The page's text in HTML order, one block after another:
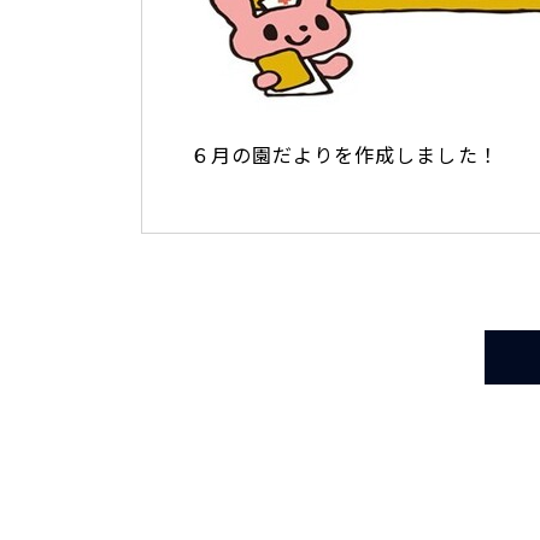
６月の園だよりを作成しました！